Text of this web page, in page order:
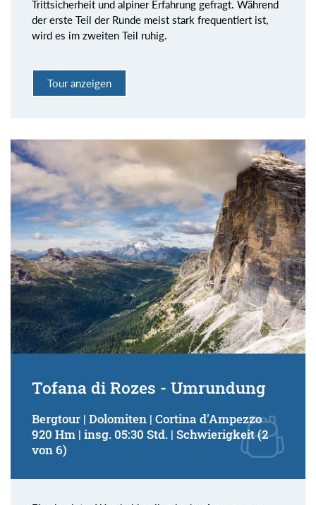
Trittsicherheit und alpiner Erfahrung gefragt. Während
der erste Teil der Runde meist stark frequentiert ist,
wird es im zweiten Teil ruhig.
Tour anzeigen
Tofana di Rozes - Umrundung
Bergtour | Dolomiten | Cortina d'Ampezzo
920 Hm | insg. 05:30 Std. | Schwierigkeit (2
von 6)